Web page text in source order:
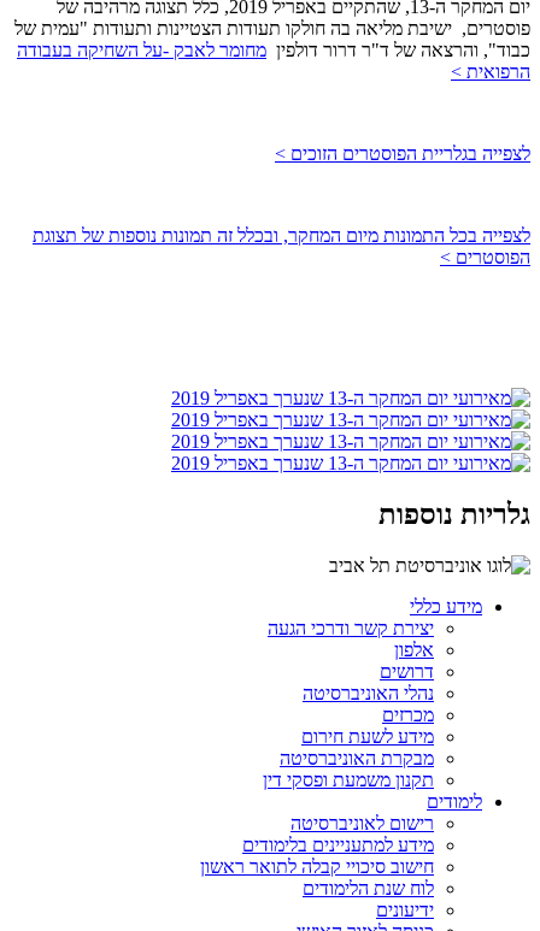
יום המחקר ה-13, שהתקיים באפריל 2019, כלל תצוגה מרהיבה של
פוסטרים, ישיבת מליאה בה חולקו תעודות הצטיינות ותעודות "עמית של
כבוד", והרצאה של ד"ר דרור דולפין מחומר לאבק -על השחיקה בעבודה
הרפואית >
לצפייה בגלריית הפוסטרים הזוכים >
לצפייה בכל התמונות מיום המחקר, ובכלל זה תמונות נוספות של תצוגת
הפוסטרים >
גלריות נוספות
מידע כללי
יצירת קשר ודרכי הגעה
אלפון
דרושים
נהלי האוניברסיטה
מכרזים
מידע לשעת חירום
מבקרת האוניברסיטה
תקנון משמעת ופסקי דין
לימודים
רישום לאוניברסיטה
מידע למתעניינים בלימודים
חישוב סיכויי קבלה לתואר ראשון
לוח שנת הלימודים
ידיעונים